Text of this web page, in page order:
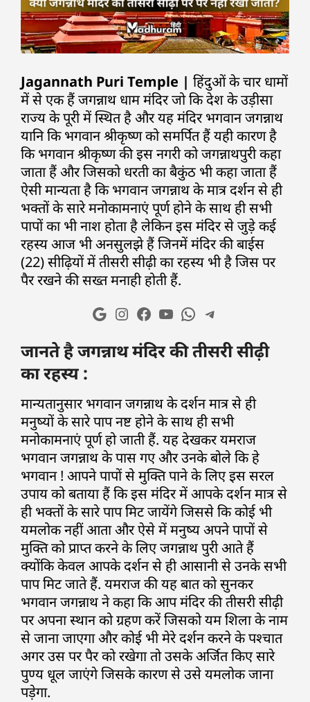
Jagannath Puri Temple | हिंदुओं के चार धामों
में से एक हैं जगन्नाथ धाम मंदिर जो कि देश के उड़ीसा
राज्य के पूरी में स्थित है और यह मंदिर भगवान जगन्नाथ
यानि कि भगवान श्रीकृष्ण को समर्पित हैं यही कारण है
कि भगवान श्रीकृष्ण की इस नगरी को जगन्नाथपुरी कहा
जाता हैं और जिसको धरती का बैकुंठ भी कहा जाता हैं
ऐसी मान्यता है कि भगवान जगन्नाथ के मात्र दर्शन से ही
भक्तों के सारे मनोकामनाएं पूर्ण होने के साथ ही सभी
पापों का भी नाश होता है लेकिन इस मंदिर से जुड़े कई
रहस्य आज भी अनसुलझे हैं जिनमें मंदिर की बाईस
(22) सीढ़ियों में तीसरी सीढ़ी का रहस्य भी है जिस पर
पैर रखने की सख्त मनाही होती हैं.
जानते है जगन्नाथ मंदिर की तीसरी सीढ़ी
का रहस्य :
मान्यतानुसार भगवान जगन्नाथ के दर्शन मात्र से ही
मनुष्यों के सारे पाप नष्ट होने के साथ ही सभी
मनोकामनाएं पूर्ण हो जाती हैं. यह देखकर यमराज
भगवान जगन्नाथ के पास गए और उनके बोले कि हे
भगवान ! आपने पापों से मुक्ति पाने के लिए इस सरल
उपाय को बताया हैं कि इस मंदिर में आपके दर्शन मात्र से
ही भक्तों के सारे पाप मिट जायेंगे जिससे कि कोई भी
यमलोक नहीं आता और ऐसे में मनुष्य अपने पापों से
मुक्ति को प्राप्त करने के लिए जगन्नाथ पुरी आते हैं
क्योंकि केवल आपके दर्शन से ही आसानी से उनके सभी
पाप मिट जाते हैं. यमराज की यह बात को सुनकर
भगवान जगन्नाथ ने कहा कि आप मंदिर की तीसरी सीढ़ी
पर अपना स्थान को ग्रहण करें जिसको यम शिला के नाम
से जाना जाएगा और कोई भी मेरे दर्शन करने के पश्चात
अगर उस पर पैर को रखेगा तो उसके अर्जित किए सारे
पुण्य धूल जाएंगे जिसके कारण से उसे यमलोक जाना
पड़ेगा.